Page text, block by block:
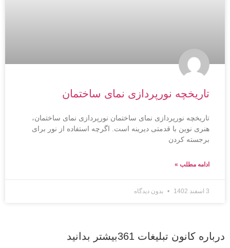
تاریخچه نورپردازی نمای ساختمان
تاریخچه نورپردازی نمای ساختمان نورپردازی نمای ساختمان،
هنری نوین با قدمتی دیرینه است. اگرچه استفاده از نور برای
برجسته کردن
ادامه مطلب »
3 اسفند 1402 بدون دیدگاه
درباره کانون تبلیغات 361بیشتر بدانید